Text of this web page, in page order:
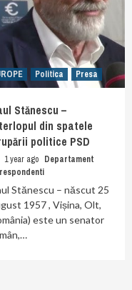
Politica Presa
Stănescu –
din spatele
politice PSD
1 year ago Departament
Stănescu – născut 25
1957 , Vișina, Olt,
este un senator